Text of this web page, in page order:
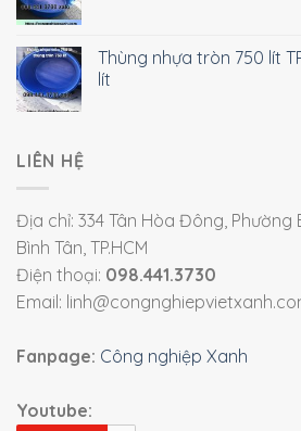
Thùng nhựa tròn 750 lít
lít
LIÊN HỆ
Địa chỉ: 334 Tân Hòa Đông, Phường
Bình Tân, TP.HCM
Điện thoại: 098.441.3730
Email:
Fanpage: Công nghiệp Xanh
Youtube: